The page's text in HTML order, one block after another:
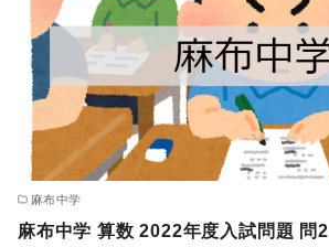
麻布中学
麻布中学 算数 2022年度入試問題 問